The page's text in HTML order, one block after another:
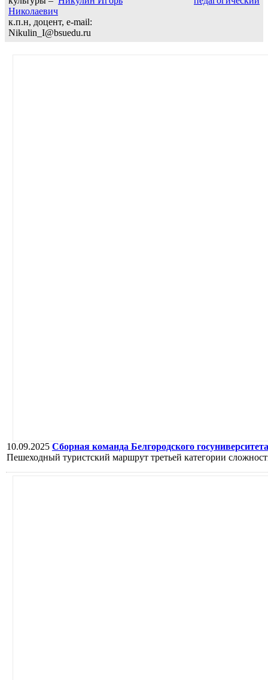
Николаевич
к.п.н, доцент, e-mail:
Nikulin_I@bsuedu.ru
10.09.2025 Сборная команда Белгородского
Пешеходный туристский маршрут третьей категории